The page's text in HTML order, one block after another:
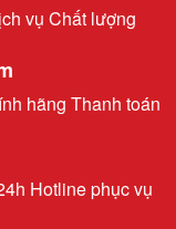
vụ Chất lượng
hãng Thanh toán
Hotline phục vụ